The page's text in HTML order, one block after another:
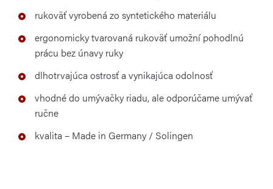
rukoväť vyrobená zo syntetického materiálu
ergonomicky tvarovaná rukoväť umožní pohodlnú
prácu bez únavy ruky
dlhotrvajúca ostrosť a vynikajúca odolnosť
vhodné do umývačky riadu, ale odporúčame umývať
ručne
kvalita – Made in Germany / Solingen